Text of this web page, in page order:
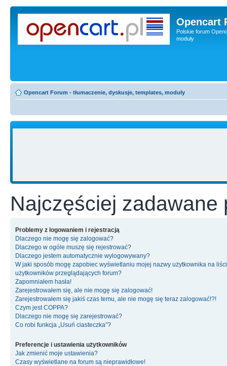
Opencart
Polskie forum
moduły
Opencart Forum - tłumaczenie, dyskusje, templates, moduły
Najczęściej zadawane
Problemy z logowaniem i rejestracją
Dlaczego nie mogę się zalogować?
Dlaczego w ogóle muszę się rejestrować?
Dlaczego jestem automatycznie wylogowywany?
W jaki sposób mogę zapobiec wyświetlaniu mojej nazwy użytkownika na
użytkowników przeglądających forum?
Zapomniałem hasła!
Zarejestrowałem się, ale nie mogę się zalogować!
Zarejestrowałem się jakiś czas temu, ale nie mogę się teraz zalogować!?!
Czym jest COPPA?
Dlaczego nie mogę się zarejestrować?
Co robi funkcja „Usuń ciasteczka”?
Preferencje i ustawienia użytkowników
Jak zmienić moje ustawienia?
Czasy wyświetlane na forum są nieprawidłowe!